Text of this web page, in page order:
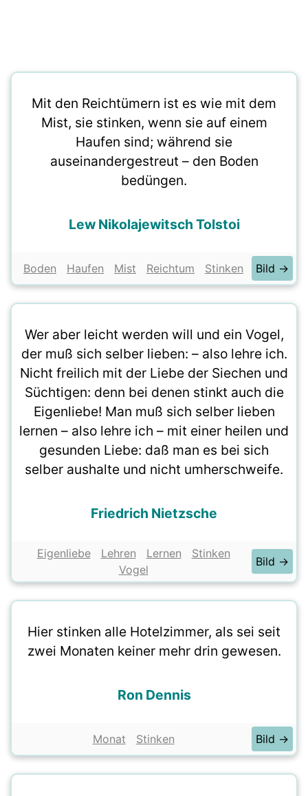
Mit den Reichtümern ist es wie mit dem
Mist, sie stinken, wenn sie auf einem
Haufen sind; während sie
auseinandergestreut – den Boden
bedüngen.
Lew Nikolajewitsch Tolstoi
Boden Haufen Mist Reichtum Stinken Bild →
Wer aber leicht werden will und ein Vogel,
der muß sich selber lieben: – also lehre ich.
Nicht freilich mit der Liebe der Siechen und
Süchtigen: denn bei denen stinkt auch die
Eigenliebe! Man muß sich selber lieben
lernen – also lehre ich – mit einer heilen und
gesunden Liebe: daß man es bei sich
selber aushalte und nicht umherschweife.
Friedrich Nietzsche
Eigenliebe Lehren Lernen
Stinken
Vogel
Bild →
Hier stinken alle Hotelzimmer, als sei seit
zwei Monaten keiner mehr drin gewesen.
Ron Dennis
Monat Stinken Bild →